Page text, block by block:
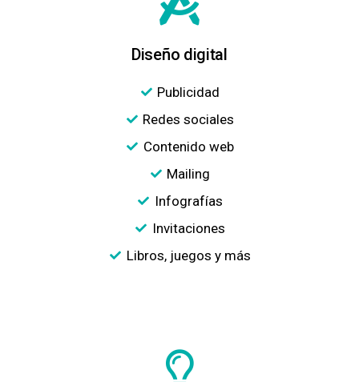
Diseño digital
Publicidad
Redes sociales
Contenido web
Mailing
Infografías
Invitaciones
Libros, juegos y más